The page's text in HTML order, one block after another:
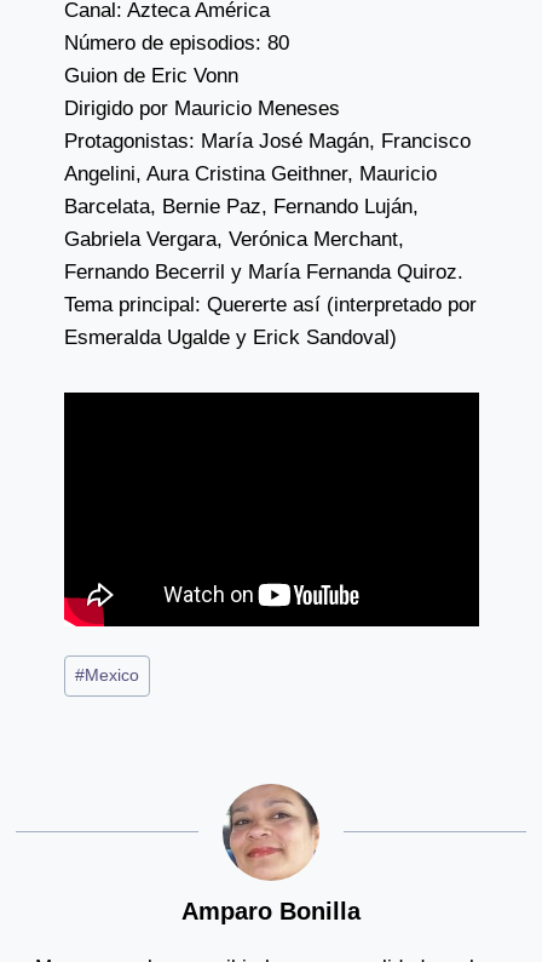
Canal: Azteca América
Número de episodios: 80
Guion de Eric Vonn
Dirigido por Mauricio Meneses
Protagonistas: María José Magán, Francisco
Angelini, Aura Cristina Geithner, Mauricio
Barcelata, Bernie Paz, Fernando Luján,
Gabriela Vergara, Verónica Merchant,
Fernando Becerril y María Fernanda Quiroz.
Tema principal: Quererte así (interpretado por
Esmeralda Ugalde y Erick Sandoval)
Post
Tags:
#Mexico
Amparo Bonilla